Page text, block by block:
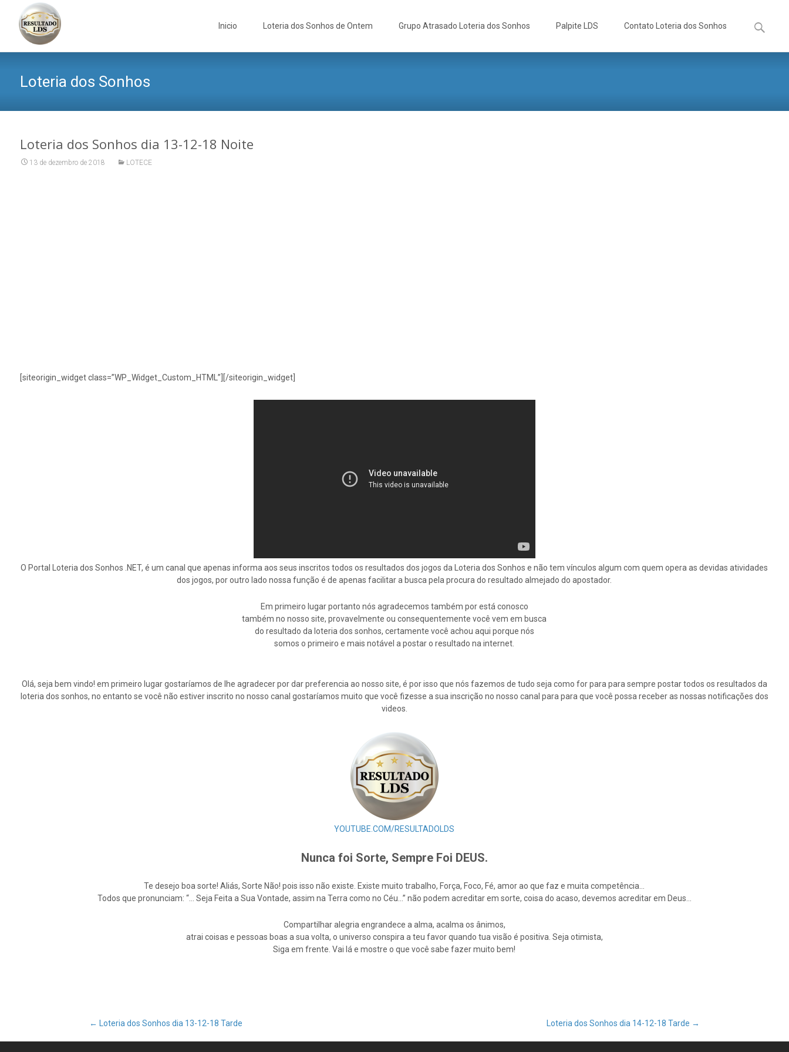
Inicio Loteria dos Sonhos de Ontem Grupo Atrasado Loteria dos Sonhos Palpite LDS Contato Loteria dos Sonhos
por:
Loteria dos Sonhos
Loteria dos Sonhos dia 13-12-18 Noite
13 de dezembro de 2018 LOTECE
[siteorigin_widget class=”WP_Widget_Custom_HTML”] [/siteorigin_widget]
O Portal Loteria dos Sonhos .NET, é um canal que apenas informa aos seus inscritos todos os resultados dos jogos da Loteria dos Sonhos e não tem vínculos algum com quem opera as devidas atividades
dos jogos, por outro lado nossa função é de apenas facilitar a busca pela procura do resultado almejado do apostador.
Em primeiro lugar portanto nós agradecemos também por está conosco
também no nosso site, provavelmente ou consequentemente você vem em busca
do resultado da loteria dos sonhos, certamente você achou aqui porque nós
somos o primeiro e mais notável a postar o resultado na internet.
Olá, seja bem vindo! em primeiro lugar gostaríamos de lhe agradecer por dar preferencia ao nosso site, é por isso que nós fazemos de tudo seja como for para para sempre postar todos os resultados da
loteria dos sonhos, no entanto se você não estiver inscrito no nosso canal gostaríamos muito que você fizesse a sua inscrição no nosso canal para para que você possa receber as nossas notificações dos
videos.
YOUTUBE.COM/RESULTADOLDS
Nunca foi Sorte, Sempre Foi DEUS.
Te desejo boa sorte! Aliás, Sorte Não! pois isso não existe. Existe muito trabalho, Força, Foco, Fé, amor ao que faz e muita competência…
Todos que pronunciam: “… Seja Feita a Sua Vontade, assim na Terra como no Céu…” não podem acreditar em sorte, coisa do acaso, devemos acreditar em Deus…
Compartilhar alegria engrandece a alma, acalma os ânimos,
atrai coisas e pessoas boas a sua volta, o universo conspira a teu favor quando tua visão é positiva. Seja otimista,
Siga em frente. Vai lá e mostre o que você sabe fazer muito bem!
Post
← Loteria dos Sonhos dia 13-12-18 Tarde Loteria dos Sonhos dia 14-12-18 Tarde →